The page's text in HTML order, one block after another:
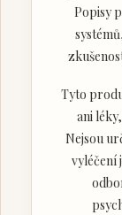
Popisy
Tyto
ani
Nejsou
vyléčení